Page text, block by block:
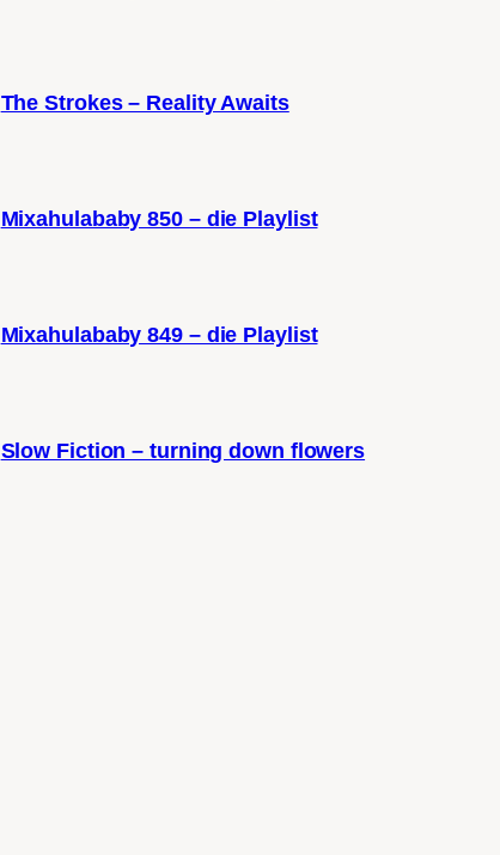
The Strokes – Reality Awaits
Mixahulababy 850 – die Playlist
Mixahulababy 849 – die Playlist
Slow Fiction – turning down flowers